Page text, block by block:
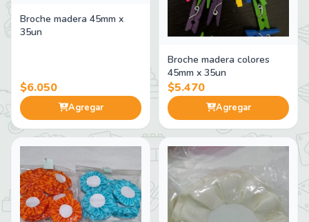
Broche madera 45mm x
35un
$6.050
Agregar
Broche madera colores
45mm x 35un
$5.470
Agregar